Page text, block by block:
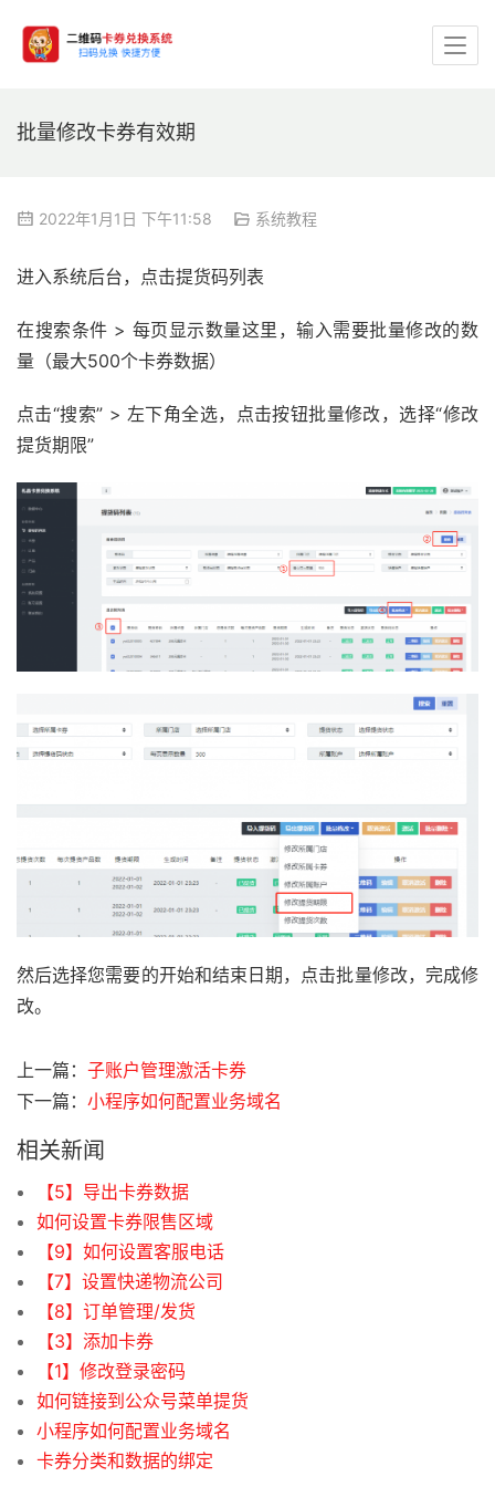
批量修改卡券有效期
2022年1月1日 下午11:58 系统教程
进入系统后台，点击提货码列表
在搜索条件 > 每页显示数量这里，输入需要批量修改的数
量（最大500个卡券数据）
点击“搜索” > 左下角全选，点击按钮批量修改，选择“修改
提货期限”
然后选择您需要的开始和结束日期，点击批量修改，完成修
改。
上一篇： 子账户管理激活卡券
下一篇： 小程序如何配置业务域名
相关新闻
【5】导出卡券数据
如何设置卡券限售区域
【9】如何设置客服电话
【7】设置快递物流公司
【8】订单管理/发货
【3】添加卡券
【1】修改登录密码
如何链接到公众号菜单提货
小程序如何配置业务域名
卡券分类和数据的绑定